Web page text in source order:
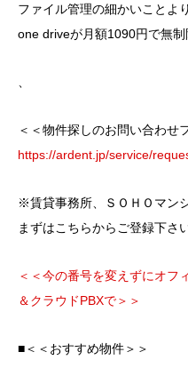
ファイル管理の細かいことよ
one driveが月額1090円で無制
＜＜物件探しのお問い合わせ
https://ardent.jp/service/
※賃貸事務所、ＳＯＨＯマン
まずはこちらからご登録下さ
＜＜今の番号を変えずにオフ
＆クラウドPBXで＞＞
■＜＜おすすめ物件＞＞